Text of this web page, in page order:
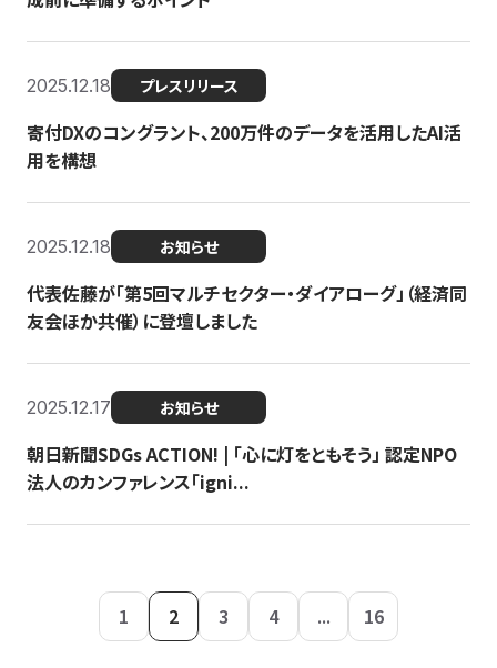
2025.12.18 プレスリリース
寄付DXのコングラント、200万件のデータを活用したAI活
用を構想
2025.12.18 お知らせ
代表佐藤が「第5回マルチセクター・ダイアローグ」（経済同
友会ほか共催）に登壇しました
2025.12.17 お知らせ
朝日新聞SDGs ACTION! | 「心に灯をともそう」 認定NPO
法人のカンファレンス「igni...
1 2 3 4 ... 16